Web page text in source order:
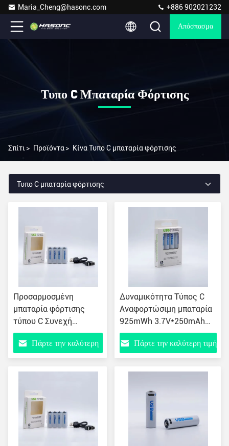
Maria_Cheng@hasonc.com +886 902021232
Απόσπασμα
Τυπο C Μπαταρία Φόρτισης
Σπίτι > Προϊόντα> Κίνα Τυπο C μπαταρία φόρτισης
Τυπο C μπαταρία φόρτισης
Προσαρμοσμένη
μπαταρία φόρτισης
τύπου C Συνεχή
απόρριψη ρεύματος και
Προσαρμοσμένες
απαιτήσεις
Πάρτε την καλύτερη
Δυναμικότητα Τύπος C
Αναφορτώσιμη μπαταρία
925mWh 3.7V*250mAh
1.5A ρεύμα εξόδου
Πάρτε την καλύτερη τιμή